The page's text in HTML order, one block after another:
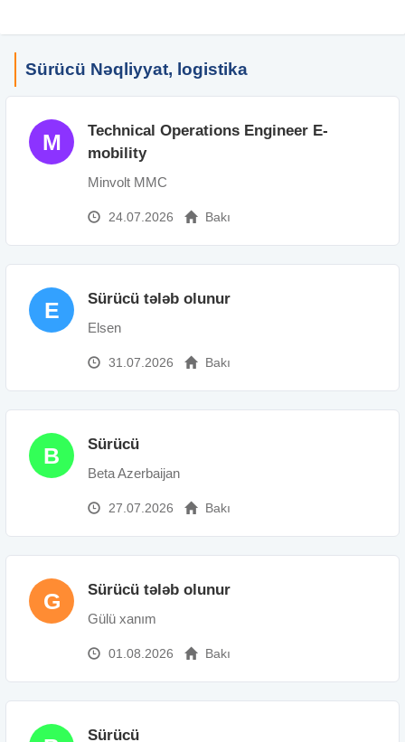
Sürücü Nəqliyyat, logistika
M
Technical Operations Engineer E-
mobility
Minvolt MMC
24.07.2026 Bakı
E Sürücü tələb olunur
Elsen
31.07.2026 Bakı
B Sürücü
Beta Azerbaijan
27.07.2026 Bakı
G Sürücü tələb olunur
Gülü xanım
01.08.2026 Bakı
Sürücü